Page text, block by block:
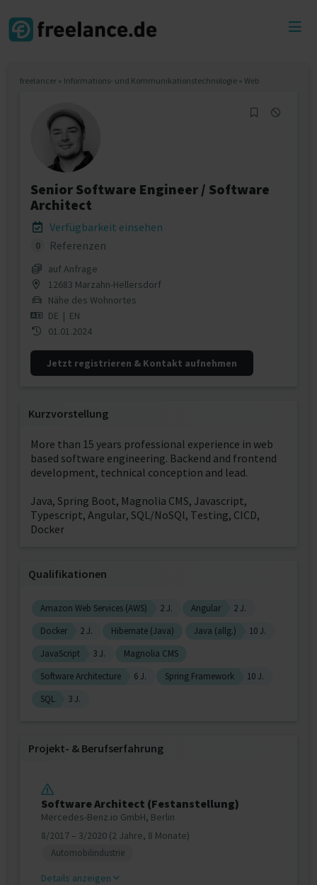
freelancer » Informations- und Kommunikationstechnologie » Web
Senior Software Engineer / Software
Architect
Verfügbarkeit einsehen
0 Referenzen
auf Anfrage
12683 Marzahn-Hellersdorf
Nähe des Wohnortes
DE | EN
01.01.2024
Jetzt registrieren & Kontakt aufnehmen
Kurzvorstellung
More than 15 years professional experience in web
based software engineering. Backend and frontend
development, technical conception and lead.
Java, Spring Boot, Magnolia CMS, Javascript,
Typescript, Angular, SQL/NoSQl, Testing, CICD,
Docker
Qualifikationen
Amazon Web Services (AWS) 2 J. Angular
2 J.
Docker
2 J. Hibernate (Java) Java (allg.)
10 J.
JavaScript
3 J.
Magnolia CMS
Software Architecture
6 J. Spring Framework
10 J.
SQL
3 J.
Projekt‐ & Berufserfahrung
Software Architect (Festanstellung)
Mercedes-Benz.io GmbH, Berlin
8/2017 – 3/2020 (2 Jahre, 8 Monate)
Automobilindustrie
Details anzeigen